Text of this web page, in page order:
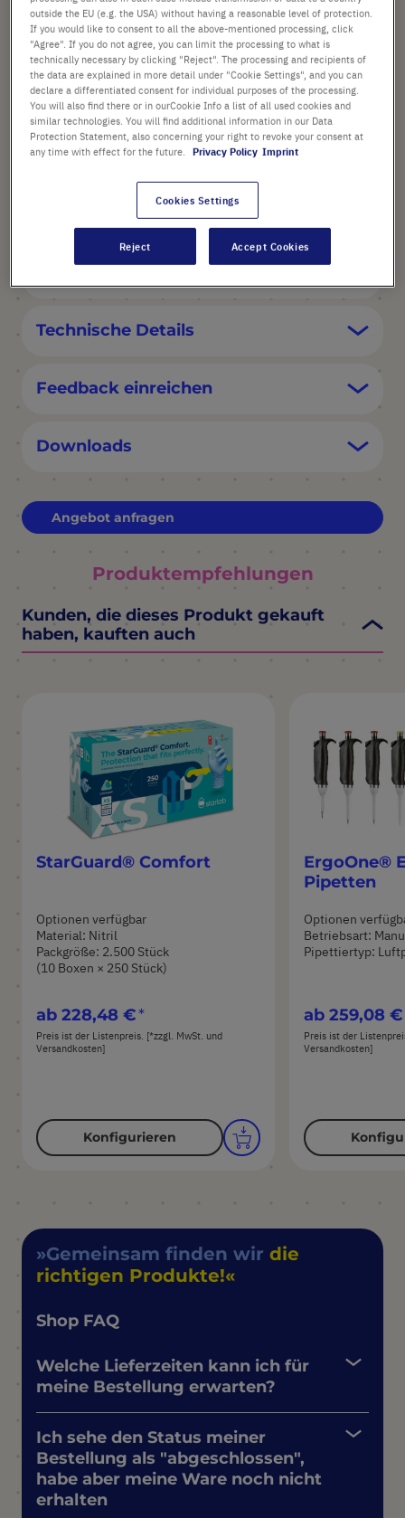
PRODUKT HIGHLIGHTS
- +
In
den
Warenkorb
3 (1 × 3)
Technische Details
Feedback einreichen
Downloads
Angebot anfragen
Produktempfehlungen
Kunden, die dieses Produkt gekauft
haben, kauften auch
StarGuard® Comfort
Optionen verfügbar
Material: Nitril
Packgröße: 2.500 Stück
(10 Boxen × 250 Stück)
ab 228,48 €
Preis ist der Listenpreis. [*zzgl. MwSt. und
Versandkosten]
Konfigurieren
ErgoOne®
Pipetten
Optionen
Betriebsart:
Pipettiertyp:
ab 259,08 €
Preis ist der
Versandkosten]
Gemeinsam finden wir die
richtigen Produkte!
Shop FAQ
Welche Lieferzeiten kann ich für
meine Bestellung erwarten?
Ich sehe den Status meiner
Bestellung als "abgeschlossen",
habe aber meine Ware noch nicht
erhalten
outside the EU (e.g. the USA) without having a reasonable level of protection.
If you would like to consent to all the above-mentioned processing, click
"Agree". If you do not agree, you can limit the processing to what is
technically necessary by clicking "Reject". The processing and recipients of
the data are explained in more detail under "Cookie Settings", and you can
declare a differentiated consent for individual purposes of the processing.
You will also find there or in ourCookie Info a list of all used cookies and
similar technologies. You will find additional information in our Data
Protection Statement, also concerning your right to revoke your consent at
any time with effect for the future.
Privacy Policy Imprint
Cookies Settings
Reject Accept Cookies